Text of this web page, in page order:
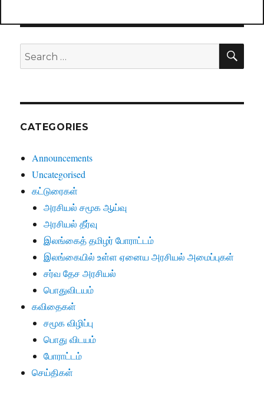
Search
for:
CATEGORIES
Announcements
Uncategorised
கட்டுரைகள்
அரசியல் சமூக ஆய்வு
அரசியல் தீர்வு
இலங்கைத் தமிழர் போராட்டம்
இலங்கையில் உள்ள ஏனைய அரசியல் அமைப்புகள்
சர்வ தேச அரசியல்
பொதுவிடயம்
கவிதைகள்
சமூக விழிப்பு
பொது விடயம்
போராட்டம்
செய்திகள்